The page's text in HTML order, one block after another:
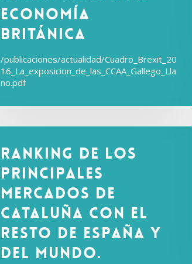
economía
británica
/publicaciones/actualidad/Cuadro_Brexit_20
16_La_exposicion_de_las_CCAA_Gallego_Lla
no.pdf
Ranking de los
principales
mercados de
Cataluña con el
Resto de España y
del Mundo.